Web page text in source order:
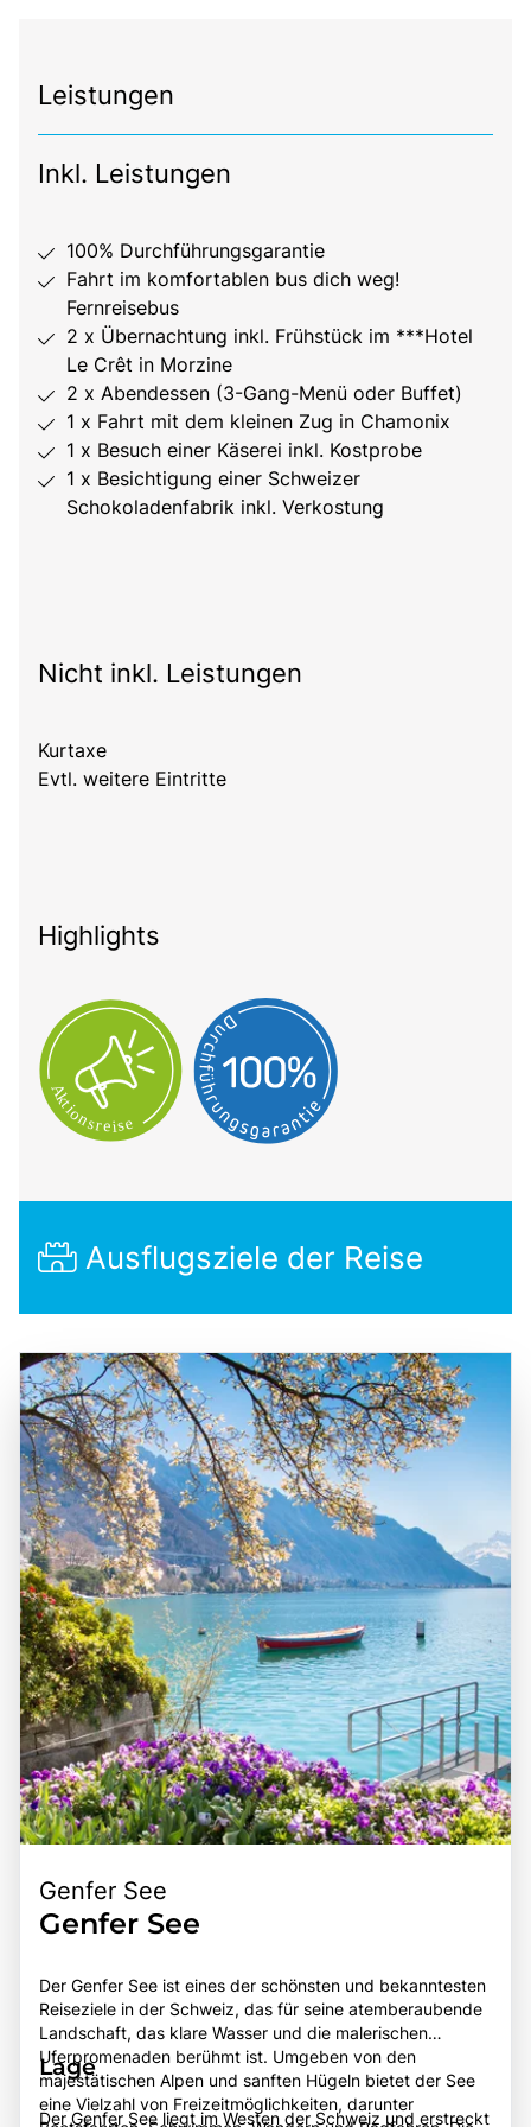
Leistungen
Inkl. Leistungen
100% Durchführungsgarantie
Fahrt im komfortablen bus dich weg!
Fernreisebus
2 x Übernachtung inkl. Frühstück im ***Hotel
Le Crêt in Morzine
2 x Abendessen (3-Gang-Menü oder Buffet)
1 x Fahrt mit dem kleinen Zug in Chamonix
1 x Besuch einer Käserei inkl. Kostprobe
1 x Besichtigung einer Schweizer
Schokoladenfabrik inkl. Verkostung
Nicht inkl. Leistungen
Kurtaxe
Evtl. weitere Eintritte
Highlights
Ausflugsziele der Reise
Genfer See
Genfer See
Der Genfer See ist eines der schönsten und bekanntesten
Reiseziele in der Schweiz, das für seine atemberaubende
Landschaft, das klare Wasser und die malerischen
Uferpromenaden berühmt ist. Umgeben von den
majestätischen Alpen und sanften Hügeln bietet der See
eine Vielzahl von Freizeitmöglichkeiten, darunter
Lage
Der Genfer See liegt im Westen der Schweiz und erstreckt